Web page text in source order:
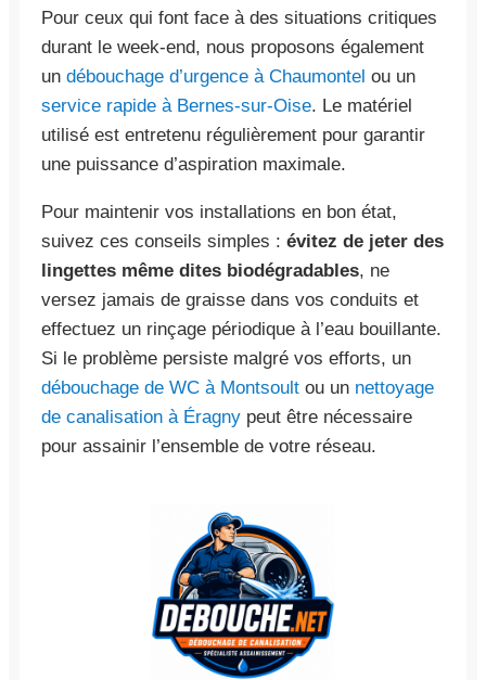
Pour ceux qui font face à des situations critiques
durant le week-end, nous proposons également
un débouchage d’urgence à Chaumontel ou un
service rapide à Bernes-sur-Oise. Le matériel
utilisé est entretenu régulièrement pour garantir
une puissance d’aspiration maximale.
Pour maintenir vos installations en bon état,
suivez ces conseils simples : évitez de jeter des
lingettes même dites biodégradables, ne
versez jamais de graisse dans vos conduits et
effectuez un rinçage périodique à l’eau bouillante.
Si le problème persiste malgré vos efforts, un
débouchage de WC à Montsoult ou un nettoyage
de canalisation à Éragny peut être nécessaire
pour assainir l’ensemble de votre réseau.